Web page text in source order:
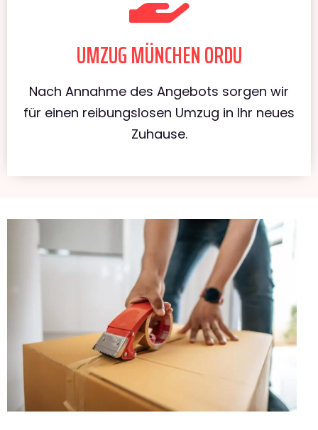
UMZUG MÜNCHEN ORDU
Nach Annahme des Angebots sorgen wir
für einen reibungslosen Umzug in Ihr neues
Zuhause.